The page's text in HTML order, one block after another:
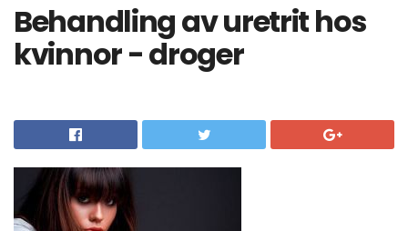
Behandling av uretrit hos
kvinnor - droger